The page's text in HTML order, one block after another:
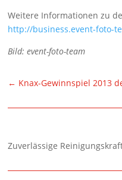
Weitere Informationen zu
http://business.event-foto-
Bild: event-foto-team
← Knax-Gewinnspiel 2013
Zuverlässige